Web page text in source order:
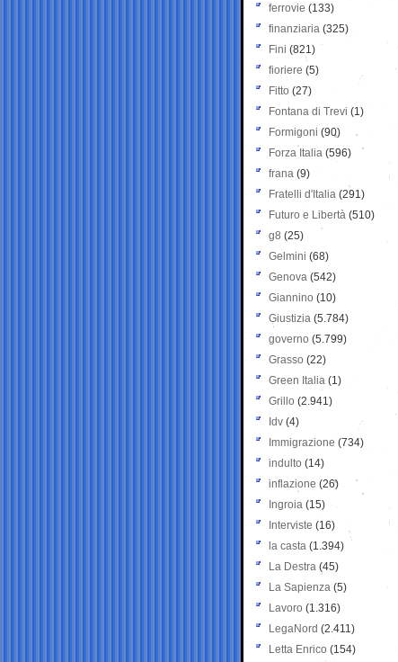
ferrovie (133)
finanziaria (325)
Fini (821)
fioriere (5)
Fitto (27)
Fontana di Trevi (1)
Formigoni (90)
Forza Italia (596)
frana (9)
Fratelli d'Italia (291)
Futuro e Libertà (510)
g8 (25)
Gelmini (68)
Genova (542)
Giannino (10)
Giustizia (5.784)
governo (5.799)
Grasso (22)
Green Italia (1)
Grillo (2.941)
Idv (4)
Immigrazione (734)
indulto (14)
inflazione (26)
Ingroia (15)
Interviste (16)
la casta (1.394)
La Destra (45)
La Sapienza (5)
Lavoro (1.316)
LegaNord (2.411)
Letta Enrico (154)